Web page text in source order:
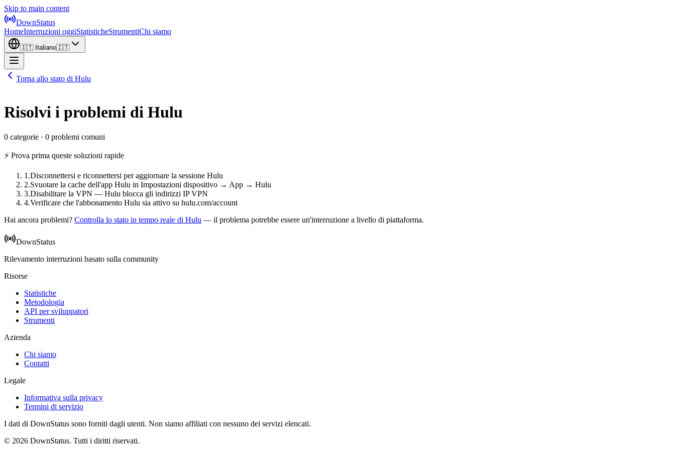
Skip to main content
DownStatus
HomeInterruzioni oggiStatisticheStrumentiChi siamo
🇮🇹 Italiano🇮🇹
Torna allo stato di Hulu
Risolvi i problemi di Hulu
0 categorie · 0 problemi comuni
⚡ Prova prima queste soluzioni rapide
1 .Disconnettersi e riconnettersi per aggiornare la sessione Hulu
2.Svuotare la cache dell'app Hulu in Impostazioni dispositivo → App → Hulu
3.Disabilitare la VPN — Hulu blocca gli indirizzi IP VPN
4.Verificare che l'abbonamento Hulu sia attivo su hulu.com/account
Hai ancora problemi? Controlla lo stato in tempo reale di Hulu — il problema potrebbe essere un'interruzione a livello di piattaforma.
DownStatus
Rilevamento interruzioni basato sulla community
Risorse
Statistiche
Metodologia
API per sviluppatori
Strumenti
Azienda
Chi siamo
Contatti
Legale
Informativa sulla privacy
Termini di servizio
I dati di DownStatus sono forniti dagli utenti. Non siamo affiliati con nessuno dei servizi elencati.
© 2026 DownStatus. Tutti i diritti riservati.